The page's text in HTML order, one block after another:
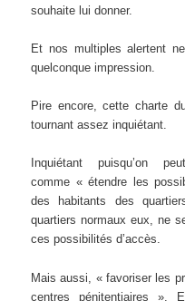
souhaite lui donner.
Et nos multiples alertent
quelconque impression.
Pire encore, cette charte
tournant assez inquiétant.
Inquiétant puisqu’on
comme « étendre les
des habitants des
quartiers normaux eux, ne
ces possibilités d’accès.
Mais aussi, « favoriser les
centres pénitentiaires ».